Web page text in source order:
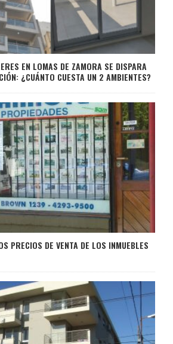
EN LOMAS DE ZAMORA SE DISPARA
¿CUÁNTO CUESTA UN 2 AMBIENTES?
PRECIOS DE VENTA DE LOS INMUEBLES